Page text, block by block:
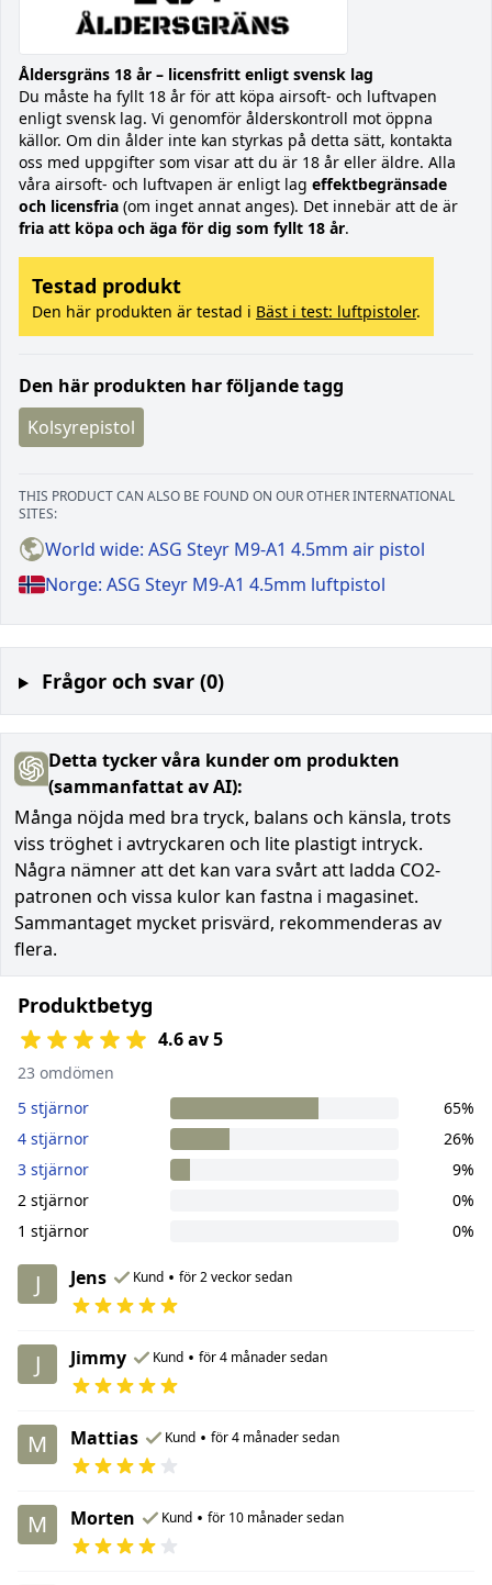
Åldersgräns 18 år – licensfritt enligt svensk lag
Du måste ha fyllt 18 år för att köpa airsoft- och luftvapen
enligt svensk lag. Vi genomför ålderskontroll mot öppna
källor. Om din ålder inte kan styrkas på detta sätt, kontakta
oss med uppgifter som visar att du är 18 år eller äldre. Alla
våra airsoft- och luftvapen är enligt lag effektbegränsade
och licensfria (om inget annat anges). Det innebär att de är
fria att köpa och äga för dig som fyllt 18 år.
Testad produkt
Den här produkten är testad i Bäst i test: luftpistoler.
Den här produkten har följande tagg
Kolsyrepistol
THIS PRODUCT CAN ALSO BE FOUND ON OUR OTHER INTERNATIONAL
SITES:
World wide: ASG Steyr M9-A1 4.5mm air pistol
Norge: ASG Steyr M9-A1 4.5mm luftpistol
Frågor och svar (0)
Detta tycker våra kunder om produkten
(sammanfattat av AI):
Många nöjda med bra tryck, balans och känsla, trots
viss tröghet i avtryckaren och lite plastigt intryck.
Några nämner att det kan vara svårt att ladda CO2-
patronen och vissa kulor kan fastna i magasinet.
Sammantaget mycket prisvärd, rekommenderas av
flera.
Produktbetyg
4.6 av 5
23 omdömen
5 stjärnor
65%
4 stjärnor
26%
3 stjärnor
9%
2 stjärnor
0%
1 stjärnor
0%
J Jens Kund • för 2 veckor sedan
J Jimmy Kund • för 4 månader sedan
M Mattias Kund • för 4 månader sedan
M Morten Kund • för 10 månader sedan